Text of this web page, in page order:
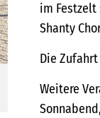
im
Shanty
Die
Weitere